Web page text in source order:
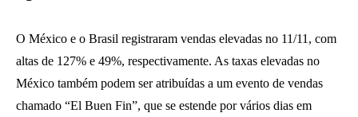
O México e o Brasil registraram vendas elevadas no 11/11, com
altas de 127% e 49%, respectivamente. As taxas elevadas no
México também podem ser atribuídas a um evento de vendas
chamado “El Buen Fin”, que se estende por vários dias em